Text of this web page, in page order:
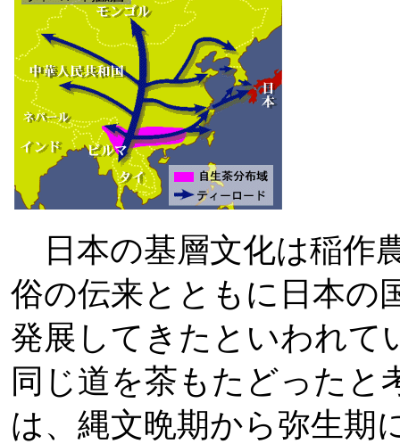
日本の基層文化は稲作
俗の伝来とともに日本の
発展してきたといわれて
同じ道を茶もたどったと
は、縄文晩期から弥生期